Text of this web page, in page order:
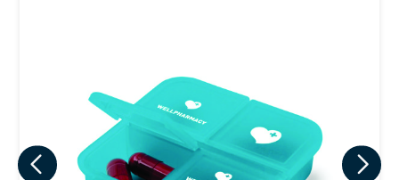
sua privacidade, utilizaremos seus dados apenas para fins
de marketing. Você pode alterar suas preferências a
qualquer momento.
Iniciar conversa